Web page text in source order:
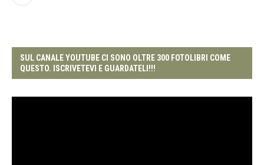
SUL CANALE YOUTUBE CI SONO OLTRE 300 FOTOLIBRI COME
QUESTO. ISCRIVETEVI E GUARDATELI!!!